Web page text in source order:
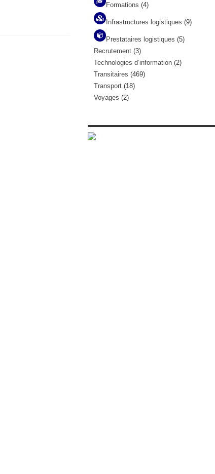
Formations (4)
Infrastructures logistiques (9)
Prestataires logistiques (5)
Recrutement(3)
Technologies d’information(2)
Transitaires (469)
Transport(18)
Voyages (2)